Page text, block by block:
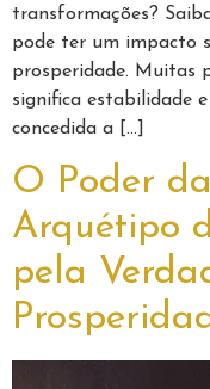
transformações?
pode ter um impacto
prosperidade. Muitas
significa estabilidade
concedida a […]
O Poder
Arquétipo
pela